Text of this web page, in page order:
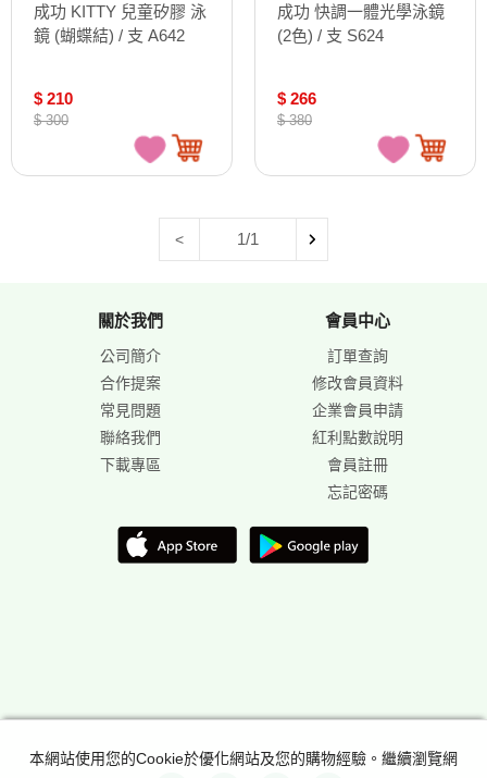
成功 KITTY 兒童矽膠 泳
鏡 (蝴蝶結) / 支 A642
$ 210
$ 300
成功 快調一體光學泳鏡
(2色) / 支 S624
$ 266
$ 380
< 1/1
關於我們
公司簡介
合作提案
常見問題
聯絡我們
下載專區
會員中心
訂單查詢
修改會員資料
企業會員申請
紅利點數說明
會員註冊
忘記密碼
本網站使用您的Cookie於優化網站及您的購物經驗。繼續瀏覽網